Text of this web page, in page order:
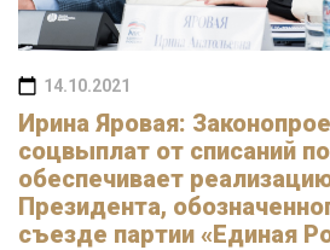
14.10.2021
Ирина Яровая:
соцвыплат от списаний
обеспечивает
Президента,
съезде партии «Единая